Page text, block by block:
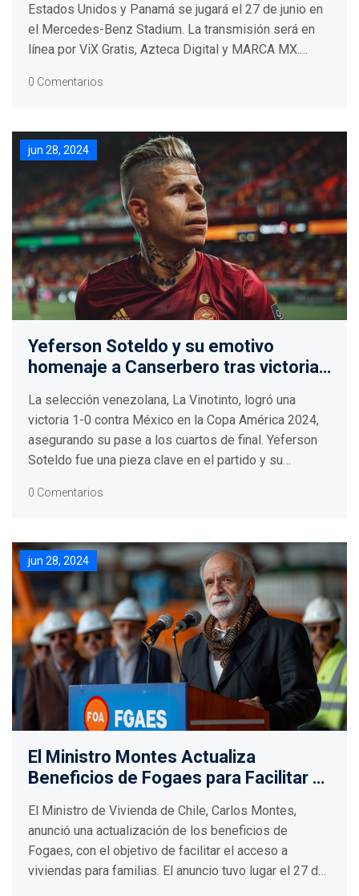
Estados Unidos y Panamá se jugará el 27 de junio en
el Mercedes-Benz Stadium. La transmisión será en
línea por ViX Gratis, Azteca Digital y MARCA MX.
Bolivia, mientras que Panamá necesita ganar tras su
0 Comentarios
jun 28, 2024
Yeferson Soteldo y su emotivo
homenaje a Canserbero tras victoria
2024
La selección venezolana, La Vinotinto, logró una
victoria 1-0 contra México en la Copa América 2024,
asegurando su pase a los cuartos de final. Yeferson
Soteldo fue una pieza clave en el partido y su
hizo viral en redes sociales.
0 Comentarios
jun 28, 2024
El Ministro Montes Actualiza
Beneficios de Fogaes para Facilitar el
UF
El Ministro de Vivienda de Chile, Carlos Montes,
anunció una actualización de los beneficios de
Fogaes, con el objetivo de facilitar el acceso a
viviendas para familias. El anuncio tuvo lugar el 27 de